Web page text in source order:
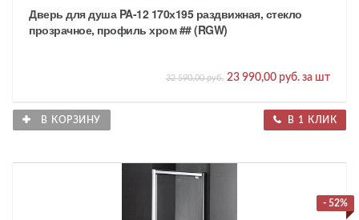
Дверь для душа PA-12 170х195 раздвижная, стекло
прозрачное, профиль хром ## (RGW)
32 590,00 руб. 23 990,00 руб. за шт
В КОРЗИНУ В 1 КЛИК
- 52%